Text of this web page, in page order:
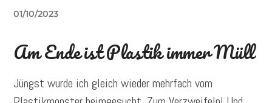
01/10/2023
Am Ende ist Plastik immer Müll
Jüngst wurde ich gleich wieder mehrfach vom